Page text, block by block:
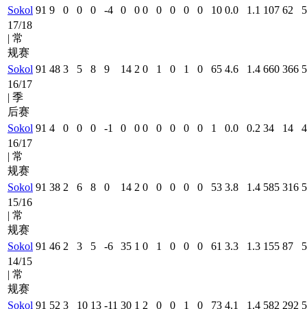
Sokol 91 9 0 0 0 -4 0 0 0 0 0 0 0 10 0.0 1.1 107 62
17/18
| 常
规赛
Sokol 91 48 3 5 8 9 14 2 0 1 0 1 0 65 4.6 1.4 660 366
16/17
| 季
后赛
Sokol 91 4 0 0 0 -1 0 0 0 0 0 0 0 1 0.0 0.2 34 14
16/17
| 常
规赛
Sokol 91 38 2 6 8 0 14 2 0 0 0 0 0 53 3.8 1.4 585 316
15/16
| 常
规赛
Sokol 91 46 2 3 5 -6 35 1 0 1 0 0 0 61 3.3 1.3 155 87
14/15
| 常
规赛
Sokol 91 52 3 10 13 -11 30 1 2 0 0 1 0 73 4.1 1.4 582 292